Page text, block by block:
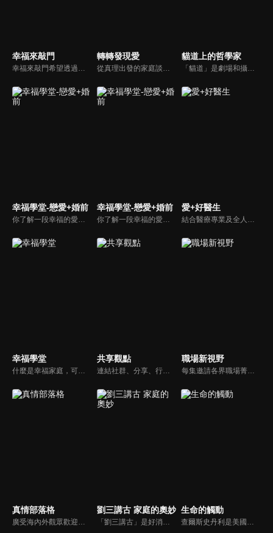
幸福來敲門 轉轉發現愛 貓道上的哲學家
「貓道」是劇場和攝影棚的象徵，而孩子是天生的哲學家，他們進入攝影棚中的小劇場思考、對話，並且從貓道上看下來，總是會有不同視角，故片名為《貓道上的哲學家》，在GOOD TV播出。
幸福學堂-戀愛+婚前
你了解一段幸福的愛情是如何發展出來的嗎？你對你心中那一個對象，到底是愛還是喜歡？難道喜歡跟愛差距很大嗎？讓我們的大師來消除你心中的疑惑。
幸福學堂-戀愛+婚前
你了解一段幸福的愛情是如何發展出來的嗎？你對你心中那一個對象，到底是愛還是喜歡？難道喜歡跟愛差距很大嗎？讓我們的大師來消除你心中的疑惑。
愛+好醫生
結合醫療專業及全人關懷的新型態節目，主持人黃瑽寧醫師親訪家庭，跨領域醫療顧問團全方位檢視，提供最完整、實用和正確的資訊來守護孩子的健康。
幸福學堂
什麼是幸福家庭，可能很多人會覺得「幸福家庭」是天方夜譚，在這一集當中，簡老師要告訴您，如何跨越婚姻的顛簸之路，建立幸福家庭，且根據他多年輔導經驗，歸類出幸福家庭的特質，讓幸福家庭不是再是虛假的口號，而是能夠真實落實在生活當中。
共享觀點
連結社群、分享、行動的特色，運用講道學的架構，談論包含基要真理、生活話題及神學裝備三大面向主題。身為第六代基督徒，從小在教會中長大的周巽正，與第一代基督徒的廖文華，背景及生活經歷都不同，在節目中以輕鬆對談的方式，貢獻出不同角度的觀點。
職場新視野
每集邀請各界職場菁英分享心路歷程與觀點，喬美倫老師也透過主題性的真理論述，幫助你我走入合神心意的職場文化。
真情部落格
廣受海內外觀眾歡迎的真情部落格，是以見證故事為主軸的訪談節目，由知名主播夏嘉璐主持，莊信德牧師、黃國倫牧師回應，來賓在節目中自在的暢談自己的生命歷程，這些最真實的生命見證也幫助許多人走出低谷。
劉三講古 家庭的奧妙
「劉三講古」是好消息最老牌的節目，除了加入戲劇元素「喳唸伯與長腳姨」外，並蒐集無數史料，找到美好而精彩的基督徒生命故事，好讓福音更輕鬆真實的呈現在觀眾眼前。
生命的觸動
查爾斯史丹利是美國第一浸信會的榮譽牧師，也是In Touch Ministries（生命的觸動）的創始人，更是紐約時報暢銷書作家。